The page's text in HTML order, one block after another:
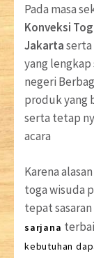
Pada masa
Konveksi
Jakarta
yang
negeri
produk yang
serta tetap
acara
Karena
toga wisuda
tepat sasaran
sarjana
kebutuhan